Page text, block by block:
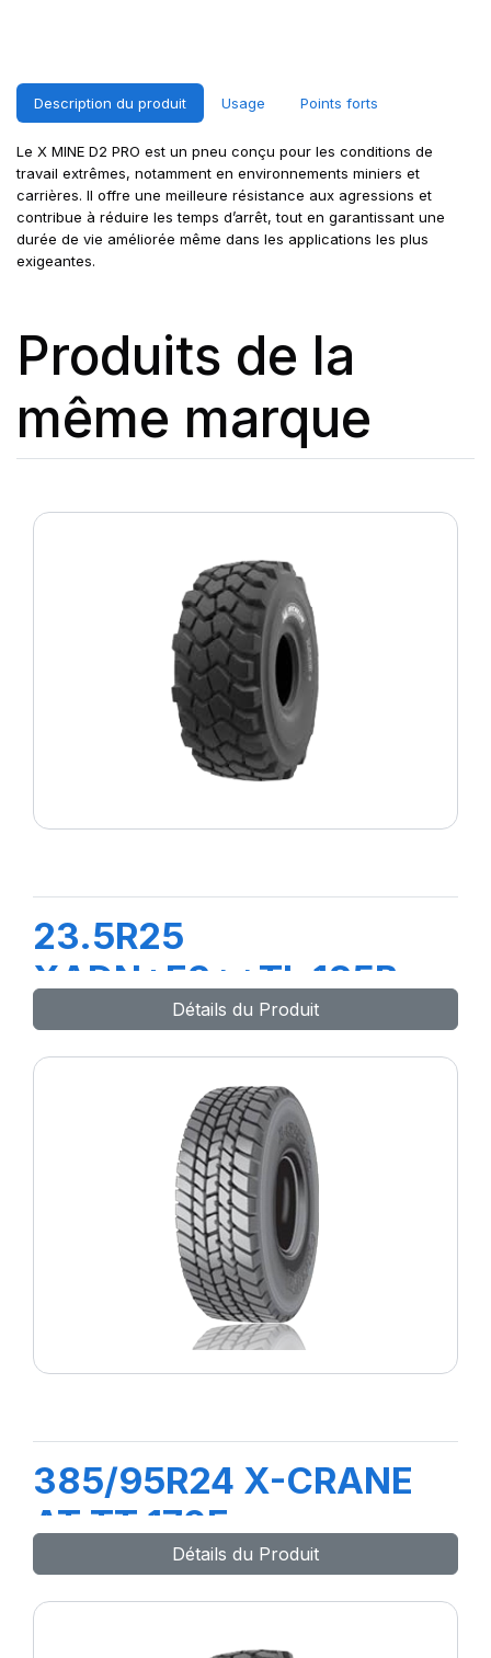
Description du produit Usage Points forts
Le X MINE D2 PRO est un pneu conçu pour les conditions de
travail extrêmes, notamment en environnements miniers et
carrières. Il offre une meilleure résistance aux agressions et
contribue à réduire les temps d’arrêt, tout en garantissant une
durée de vie améliorée même dans les applications les plus
exigeantes.
Produits de la
même marque
23.5R25
XADN+E3**TL 185B
Détails du Produit
385/95R24 X-CRANE
AT TT 170F
Détails du Produit